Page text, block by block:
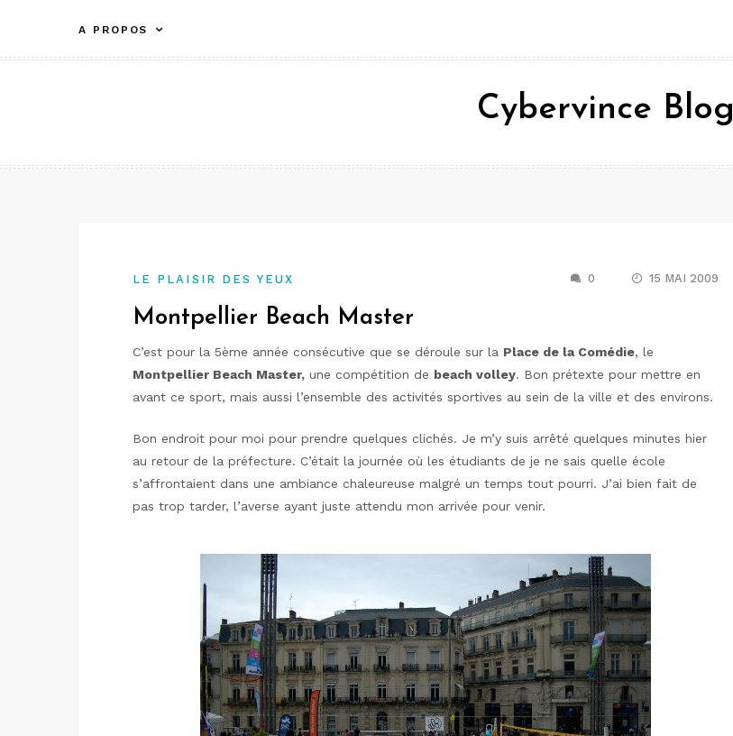
contenu
A PROPOS
Cybervince Blog
LE PLAISIR DES YEUX 0 15 MAI 2009
Montpellier Beach Master
C’est pour la 5ème année consécutive que se déroule sur la Place de la Comédie, le
Montpellier Beach Master, une compétition de beach volley. Bon prétexte pour mettre en
avant ce sport, mais aussi l’ensemble des activités sportives au sein de la ville et des environs.
Bon endroit pour moi pour prendre quelques clichés. Je m’y suis arrêté quelques minutes hier
au retour de la préfecture. C’était la journée où les étudiants de je ne sais quelle école
s’affrontaient dans une ambiance chaleureuse malgré un temps tout pourri. J’ai bien fait de
pas trop tarder, l’averse ayant juste attendu mon arrivée pour venir.